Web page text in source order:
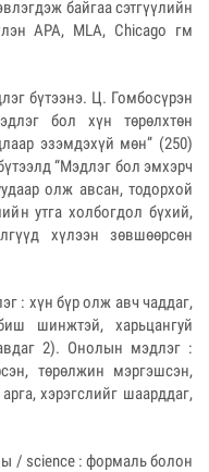
байгаа сэтгүүлийн
APA, MLA, Chicago гм
бүтээнэ. Ц. Гомбосүрэн
бол хүн төрөлхтөн
эзэмдэхүй мөн” (250)
“Мэдлэг бол эмхэрч
олж авсан, тодорхой
утга холбогдол бүхий,
хүлээн зөвшөөрсөн
: хүн бүр олж авч чаддаг,
шинжтэй, харьцангуй
2). Онолын мэдлэг :
төрөлжин мэргэшсэн,
хэрэгслийг шаарддаг,
/ science : формаль болон